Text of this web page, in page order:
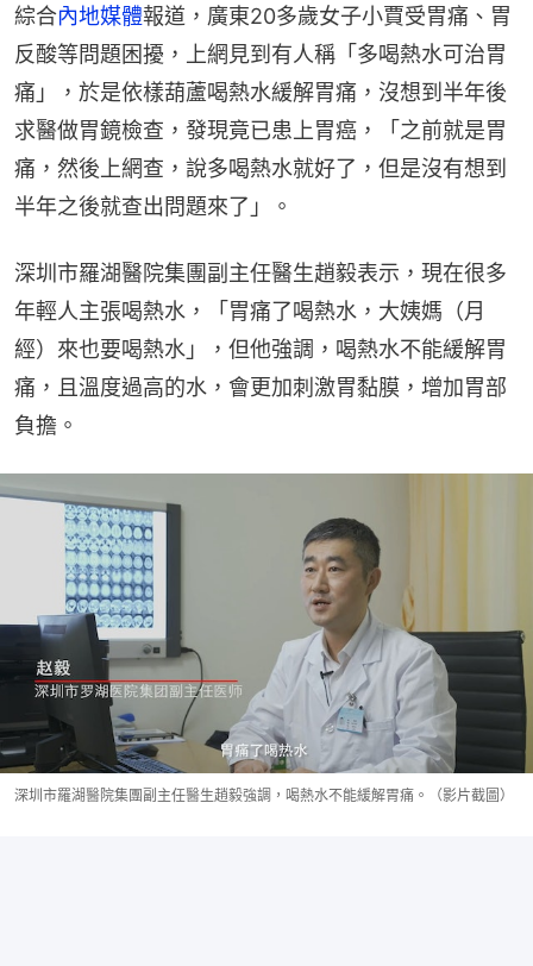
綜合內地媒體報道，廣東20多歲女子小賈受胃痛、胃
反酸等問題困擾，上網見到有人稱「多喝熱水可治胃
痛」，於是依樣葫蘆喝熱水緩解胃痛，沒想到半年後
求醫做胃鏡檢查，發現竟已患上胃癌，「之前就是胃
痛，然後上網查，說多喝熱水就好了，但是沒有想到
半年之後就查出問題來了」。
深圳市羅湖醫院集團副主任醫生趙毅表示，現在很多
年輕人主張喝熱水，「胃痛了喝熱水，大姨媽（月
經）來也要喝熱水」，但他強調，喝熱水不能緩解胃
痛，且溫度過高的水，會更加刺激胃黏膜，增加胃部
負擔。
深圳市羅湖醫院集團副主任醫生趙毅強調，喝熱水不能緩解胃痛。（影片截圖）